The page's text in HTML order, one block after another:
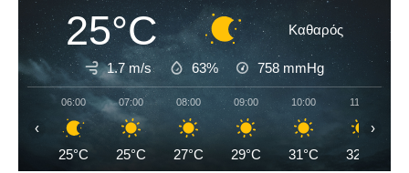
25°C Καθαρός
1.7 m/s 63% 758 mmHg
06:00
25°C
07:00
25°C
08:00
27°C
09:00
29°C
10:00
31°C
11:00
32°C
‹ ›